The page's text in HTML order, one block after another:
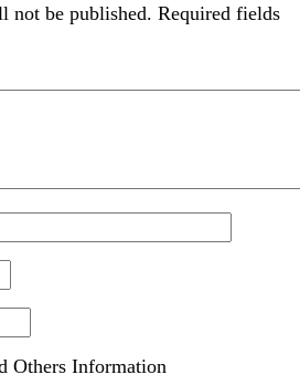
not be published. Required fields
Others Information